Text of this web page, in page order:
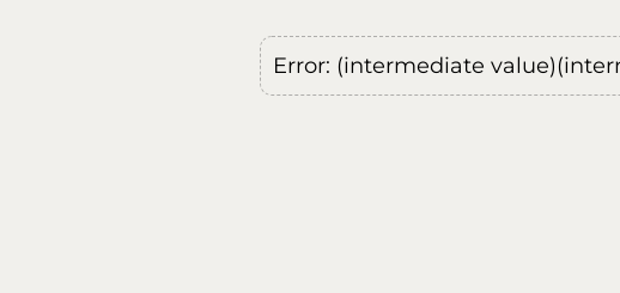
Error: (intermediate